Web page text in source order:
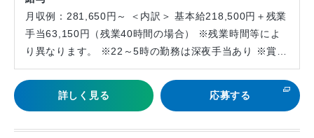
月収例：281,650円～ ＜内訳＞ 基本給218,500円＋残業
手当63,150円（残業40時間の場合） ※残業時間等によ
り異なります。 ※22～5時の勤務は深夜手当あり ※賞…
詳しく見る 応募する